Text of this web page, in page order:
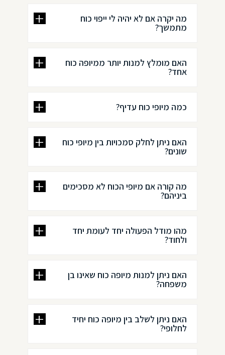
מה יקרה אם לא יהיה לי ייפוי כוח
מתמשך?
האם מומלץ למנות יותר ממיופה כוח
אחד?
כמה מיופי כוח עדיף?
האם ניתן לחלק סמכויות בין מיופי כוח
שונים?
מה קורה אם מיופי הכוח לא מסכימים
ביניהם?
מהו מודל הפעולה יחד לעומת יחד
ולחוד?
האם ניתן למנות מיופה כוח שאינו בן
משפחה?
האם ניתן לשלב בין מיופה כוח יחיד
לחלופי?